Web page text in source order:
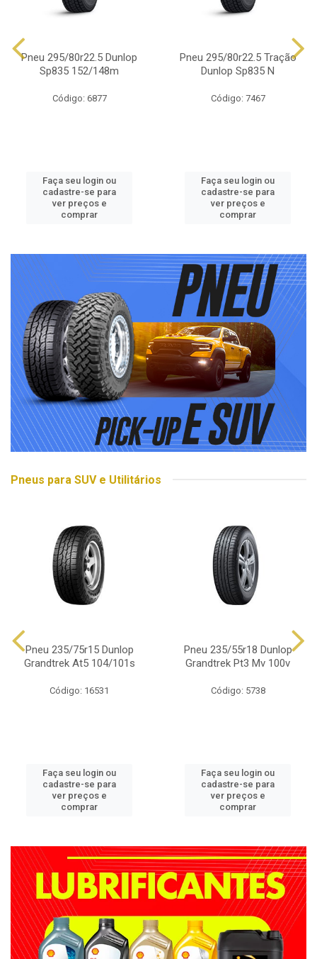
Pneu 295/80r22.5 Dunlop
Sp835 152/148m
Código: 6877
Faça seu login ou
cadastre-se para
ver preços e
comprar
Pneu 295/80r22.5 Tração
Dunlop Sp835 N
Código: 7467
Faça seu login ou
cadastre-se para
ver preços e
comprar
Pneus para SUV e Utilitários
Pneu 235/75r15 Dunlop
Grandtrek At5 104/101s
Código: 16531
Faça seu login ou
cadastre-se para
ver preços e
comprar
Pneu 235/55r18 Dunlop
Grandtrek Pt3 Mv 100v
Código: 5738
Faça seu login ou
cadastre-se para
ver preços e
comprar